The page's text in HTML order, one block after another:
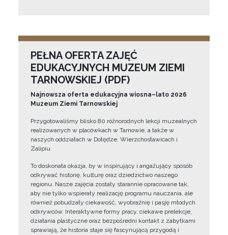
PEŁNA OFERTA ZAJĘĆ
EDUKACYJNYCH MUZEUM ZIEMI
TARNOWSKIEJ (PDF)
Najnowsza oferta edukacyjna wiosna–lato 2026
Muzeum Ziemi Tarnowskiej
Przygotowaliśmy blisko 80 różnorodnych lekcji muzealnych
realizowanych w placówkach w Tarnowie, a także w
naszych oddziałach w Dołędze, Wierzchosławicach i
Zalipiu.
To doskonała okazja, by w inspirujący i angażujący sposób
odkrywać historię, kulturę oraz dziedzictwo naszego
regionu. Nasze zajęcia zostały starannie opracowane tak,
aby nie tylko wspierały realizację programu nauczania, ale
również pobudzały ciekawość, wyobraźnię i pasję młodych
odkrywców. Interaktywne formy pracy, ciekawe prelekcje,
działania plastyczne oraz bezpośredni kontakt z zabytkami
sprawiają, że historia staje się fascynującą przygodą i